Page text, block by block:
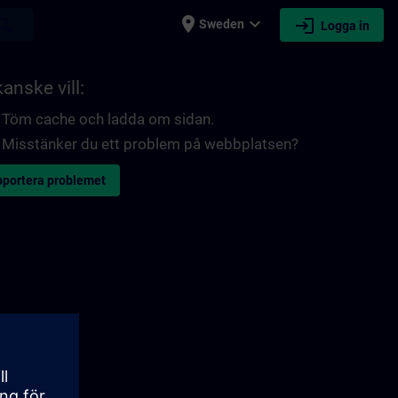
place Sweden expand_more login Logga in
vill:
Töm cache och ladda om sidan.
Misstänker du ett problem på webbplatsen?
problemet